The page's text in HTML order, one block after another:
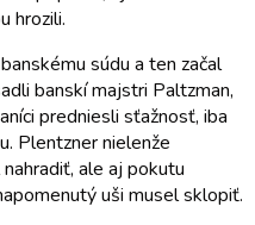
hrozili.
súdu a ten začal
banskí majstri Paltzman,
predniesli sťažnosť, iba
Plentzner nielenže
ale aj pokutu
uši musel sklopiť.